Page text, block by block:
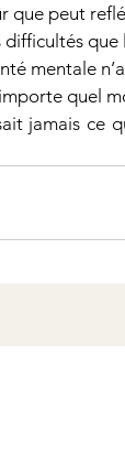
que peut
mentale
quel
jamais ce